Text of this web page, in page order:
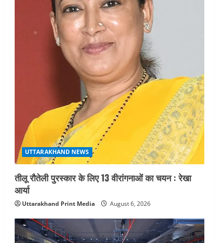
4
STATES NEWS
महाराज की राजस्थान के मुख्यमंत्री से
शिष्टाचार भेंट पर्यटन और सांस्कृतिक
गतिविधियों के विस्तार पर हुई चर्चा
August 4, 2026
UTTARAKHAND NEWS
नोमुरा रिपोर्ट: जंग के कारण भारत को हर वर्ष
₹14.15 लाख करोड़ का नुकसान, जो देश की
जीडीपी का 4.3% के बराबर
August 3, 2026
UTTARAKHAND NEWS
तीलू रौतेली पुरस्कार के लिए 13 वीरांगनाओं का चयन : रेखा
आर्या
Uttarakhand Print Media August 6, 2026